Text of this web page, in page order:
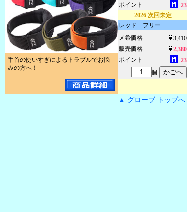
手首の使いすぎによるトラブルでお悩
みの方へ！
ポイント
23
2026 次回未定
レッド フリー
メ希価格
3,410
販売価格
2,380
ポイント
23
個
▲ グローブ トップへ